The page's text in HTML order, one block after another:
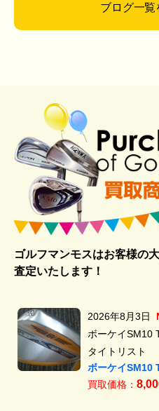
ブログ一覧
ゴルフマンモスはお客様の
査定いたします！
2026年8月3日
ボーケイSM10
タイトリスト
ボーケイSM10
買取価格：